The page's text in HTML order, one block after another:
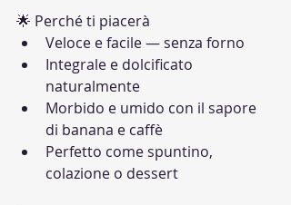
🌟 Perché ti piacerà
Veloce e facile — senza forno
Integrale e dolcificato
naturalmente
Morbido e umido con il sapore
di banana e caffè
Perfetto come spuntino,
colazione o dessert